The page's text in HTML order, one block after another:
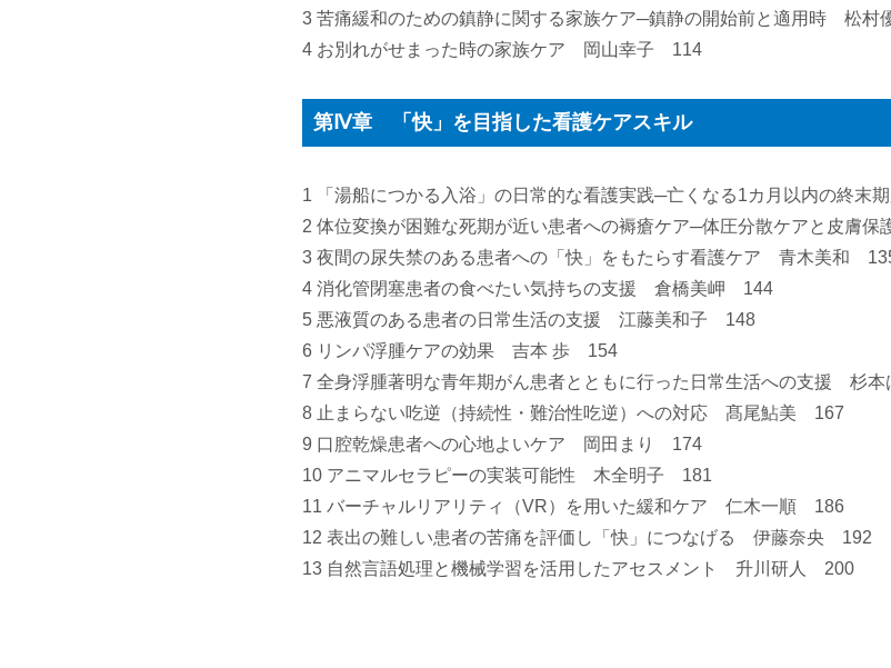
3 苦痛緩和のための鎮静に関する家族ケア─鎮静の開始前と適用時 松
4 お別れがせまった時の家族ケア 岡山幸子 114
第Ⅳ章 「快」を目指した看護ケアスキル
1 「湯船につかる入浴」の日常的な看護実践─亡くなる1カ月以内の終
2 体位変換が困難な死期が近い患者への褥瘡ケア─体圧分散ケアと皮膚
3 夜間の尿失禁のある患者への「快」をもたらす看護ケア 青木美和
4 消化管閉塞患者の食べたい気持ちの支援 倉橋美岬 144
5 悪液質のある患者の日常生活の支援 江藤美和子 148
6 リンパ浮腫ケアの効果 吉本 歩 154
7 全身浮腫著明な青年期がん患者とともに行った日常生活への支援 杉
8 止まらない吃逆（持続性・難治性吃逆）への対応 髙尾鮎美 167
9 口腔乾燥患者への心地よいケア 岡田まり 174
10 アニマルセラピーの実装可能性 木全明子 181
11 バーチャルリアリティ（VR）を用いた緩和ケア 仁木一順 186
12 表出の難しい患者の苦痛を評価し「快」につなげる 伊藤奈央 192
13 自然言語処理と機械学習を活用したアセスメント 升川研人 200